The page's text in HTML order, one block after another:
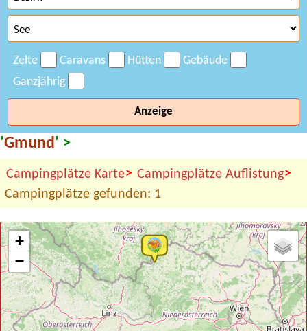
Zelte Caravans Hütten
Gebäude
Ganzjährig
Anzeige
'Gmund ' >
Campingplätze Karte> Campingplätze Auflistung>
Campingplätze gefunden: 1
+
−